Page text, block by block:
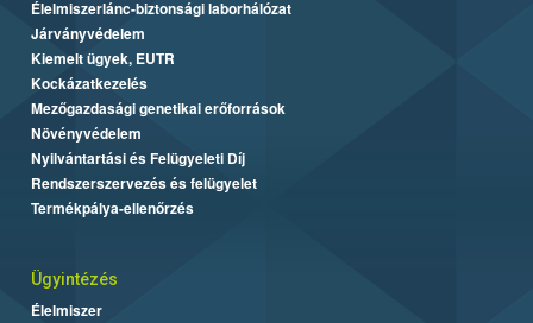
Élelmiszerlánc-biztonsági laborhálózat
Járványvédelem
Kiemelt ügyek, EUTR
Kockázatkezelés
Mezőgazdasági genetikai erőforrások
Növényvédelem
Nyilvántartási és Felügyeleti Díj
Rendszerszervezés és felügyelet
Termékpálya-ellenőrzés
Ügyintézés
Élelmiszer